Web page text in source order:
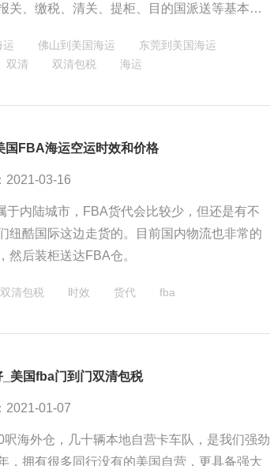
关、缴税、清关、提柜、目的国派送等基本都
运 佛山到美国海运
东莞到美国海运
双清 双清包税 海运
FBA海运空运时效和价格
2021-03-16
于内陆城市，FBA货代会比较少，但还是有不
纽酷国际这边走货的。目前国内物流也非常的
然后装柜送达FBA仓。
双清包税 时效 货代 fba
美国fba门到门双清包税
2021-01-07
海外仓，几十辆本地自营卡车队，是我们强劲
，拥有很多同行没有的美国自营，更具备强大